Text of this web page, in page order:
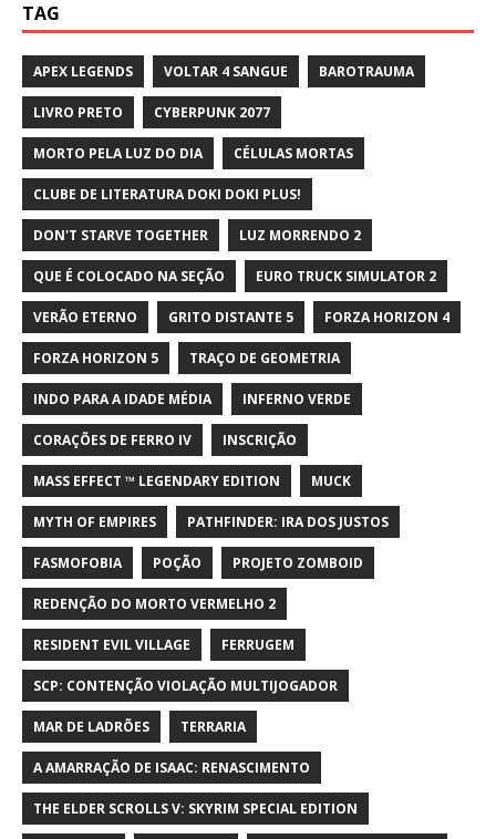
TAG
APEX LEGENDS VOLTAR 4 SANGUE BAROTRAUMA
LIVRO PRETO CYBERPUNK 2077
MORTO PELA LUZ DO DIA CÉLULAS MORTAS
CLUBE DE LITERATURA DOKI DOKI PLUS!
DON'T STARVE TOGETHER LUZ MORRENDO 2
QUE É COLOCADO NA SEÇÃO EURO TRUCK SIMULATOR 2
VERÃO ETERNO GRITO DISTANTE 5 FORZA HORIZON 4
FORZA HORIZON 5 TRAÇO DE GEOMETRIA
INDO PARA A IDADE MÉDIA INFERNO VERDE
CORAÇÕES DE FERRO IV INSCRIÇÃO
MASS EFFECT ™ LEGENDARY EDITION MUCK
MYTH OF EMPIRES PATHFINDER: IRA DOS JUSTOS
FASMOFOBIA POÇÃO PROJETO ZOMBOID
REDENÇÃO DO MORTO VERMELHO 2
RESIDENT EVIL VILLAGE FERRUGEM
SCP: CONTENÇÃO VIOLAÇÃO MULTIJOGADOR
MAR DE LADRÕES TERRARIA
A AMARRAÇÃO DE ISAAC: RENASCIMENTO
THE ELDER SCROLLS V: SKYRIM SPECIAL EDITION